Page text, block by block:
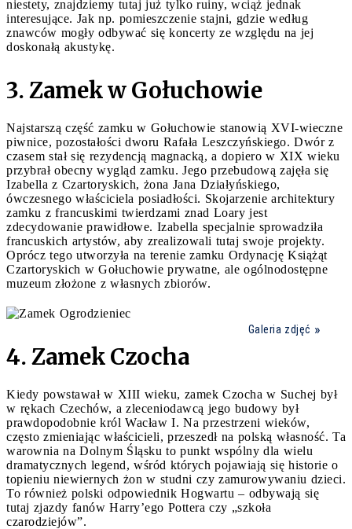
niestety, znajdziemy tutaj już tylko ruiny, wciąż jednak
interesujące. Jak np. pomieszczenie stajni, gdzie według
znawców mogły odbywać się koncerty ze względu na jej
doskonałą akustykę.
3. Zamek w Gołuchowie
Najstarszą część zamku w Gołuchowie stanowią XVI-wieczne
piwnice, pozostałości dworu Rafała Leszczyńskiego. Dwór z
czasem stał się rezydencją magnacką, a dopiero w XIX wieku
przybrał obecny wygląd zamku. Jego przebudową zajęła się
Izabella z Czartoryskich, żona Jana Działyńskiego,
ówczesnego właściciela posiadłości. Skojarzenie architektury
zamku z francuskimi twierdzami znad Loary jest
zdecydowanie prawidłowe. Izabella specjalnie sprowadziła
francuskich artystów, aby zrealizowali tutaj swoje projekty.
Oprócz tego utworzyła na terenie zamku Ordynację Książąt
Czartoryskich w Gołuchowie prywatne, ale ogólnodostępne
muzeum złożone z własnych zbiorów.
Galeria zdjęć
4. Zamek Czocha
Kiedy powstawał w XIII wieku, zamek Czocha w Suchej był
w rękach Czechów, a zleceniodawcą jego budowy był
prawdopodobnie król Wacław I. Na przestrzeni wieków,
często zmieniając właścicieli, przeszedł na polską własność. Ta
warownia na Dolnym Śląsku to punkt wspólny dla wielu
dramatycznych legend, wśród których pojawiają się historie o
topieniu niewiernych żon w studni czy zamurowywaniu dzieci.
To również polski odpowiednik Hogwartu – odbywają się
tutaj zjazdy fanów Harry’ego Pottera czy „szkoła
czarodziejów”.